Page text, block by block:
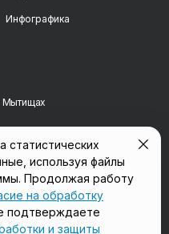
Инфографика
Мытищах
Люберцах
Королёве
в Щёлково
статистических
используя файлы
Продолжая работу
на обработку
подтверждаете
и защиты